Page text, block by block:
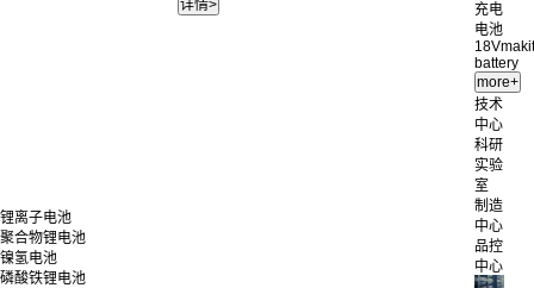
充电
电池
battery
技术
中心
科研
实验
室
制造
中心
品控
中心
锂离子电池
聚合物锂电池
镍氢电池
磷酸铁锂电池